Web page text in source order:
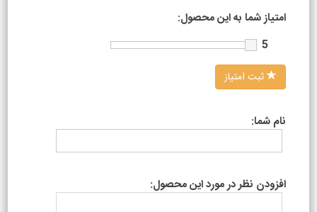
امتیاز شما به این محصول:
5
ثبت امتیاز
نام شما:
افزودن نظر در مورد این محصول: